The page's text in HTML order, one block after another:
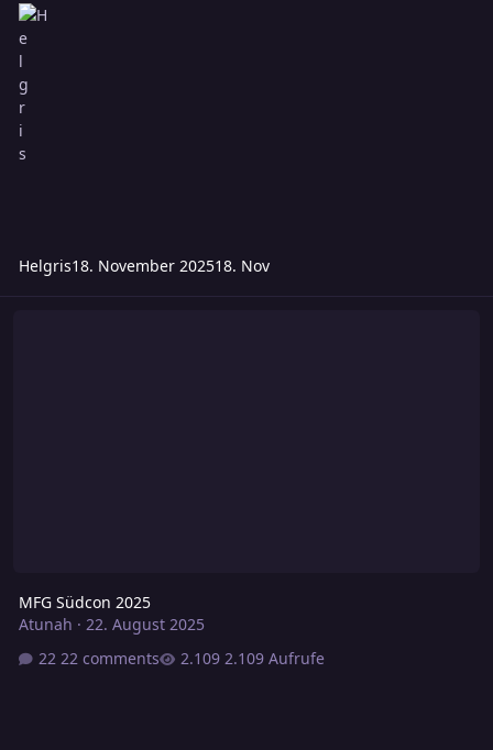
Helgris18. November 202518. Nov
MFG Südcon 2025
Atunah · 22. August 2025
22 comments
2.109 Aufrufe